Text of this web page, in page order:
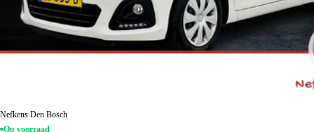
Nefkens Den Bosch
Op voorraad